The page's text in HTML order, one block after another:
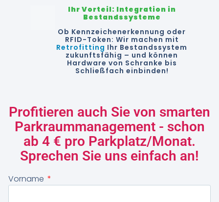
Ihr Vorteil: Integration in
Bestandssysteme
Ob Kennzeichenerkennung oder
RFID-Token: Wir machen mit
Retrofitting Ihr Bestandssystem
zukunftsfähig – und können
Hardware von Schranke bis
Schließfach einbinden!
Profitieren auch Sie von smarten
Parkraummanagement - schon
ab 4 € pro Parkplatz/Monat.
Sprechen Sie uns einfach an!
Vorname